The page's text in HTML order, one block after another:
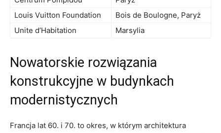
Louis Vuitton Foundation
Bois de Boulogne, Paryż
Unite d’Habitation
Marsylia
Nowatorskie rozwiązania
konstrukcyjne w budynkach
modernistycznych
Francja lat 60. ⁤i 70. to ⁢okres, w⁢ którym architektura⁢